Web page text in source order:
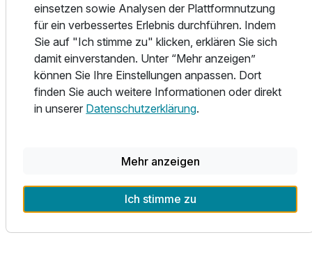
Für Entspannung nach einem aktiven Tag sorgt der
Wellnessbereich mit Sauna, Dampfbad und Ruhezonen.
Ergänzt wird das Angebot durch eine gemütliche Lounge
sowie familienfreundliche Einrichtungen.
Ob sportlich aktiv oder entspannt genießen – der Zirbenhof
ist ein Ort zum Ankommen und Wohlfühlen, in dem die
Alle Infos zum Alpinhotel Zirbenhof
einsetzen sowie Analysen der Plattformnutzung
für ein verbessertes Erlebnis durchführen. Indem
Sie auf "Ich stimme zu" klicken, erklären Sie sich
damit einverstanden. Unter “Mehr anzeigen”
können Sie Ihre Einstellungen anpassen. Dort
finden Sie auch weitere Informationen oder direkt
in unserer Datenschutzerklärung.
Mehr anzeigen
Ich stimme zu